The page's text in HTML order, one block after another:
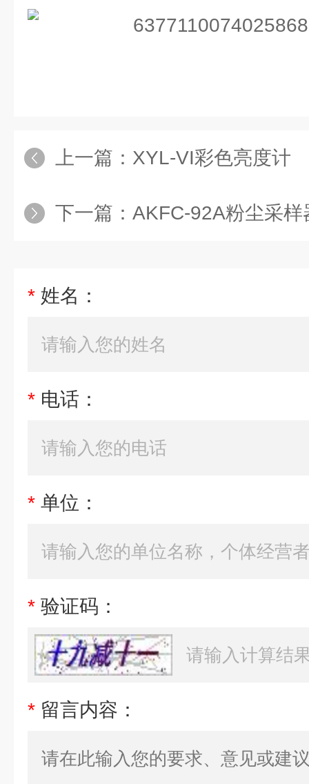
上一篇： XYL-VI彩色亮度计
下一篇： AKFC-92A粉尘采样
* 姓名：
* 电话：
* 单位：
* 验证码：
* 留言内容：